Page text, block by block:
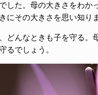
した。母の大きさをわか
にその大きさを思い知り
どんなときも子を守る。
るでしょう。